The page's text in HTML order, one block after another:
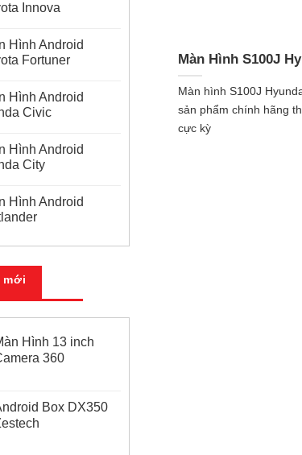
Innova
Hình Android
Fortuner
Hình Android
Civic
Hình Android
City
Hình Android
mới
Hình 13 inch
360
Box DX350
Màn Hình S100J
Màn hình S100J
sản phẩm chính hãng
cực kỳ